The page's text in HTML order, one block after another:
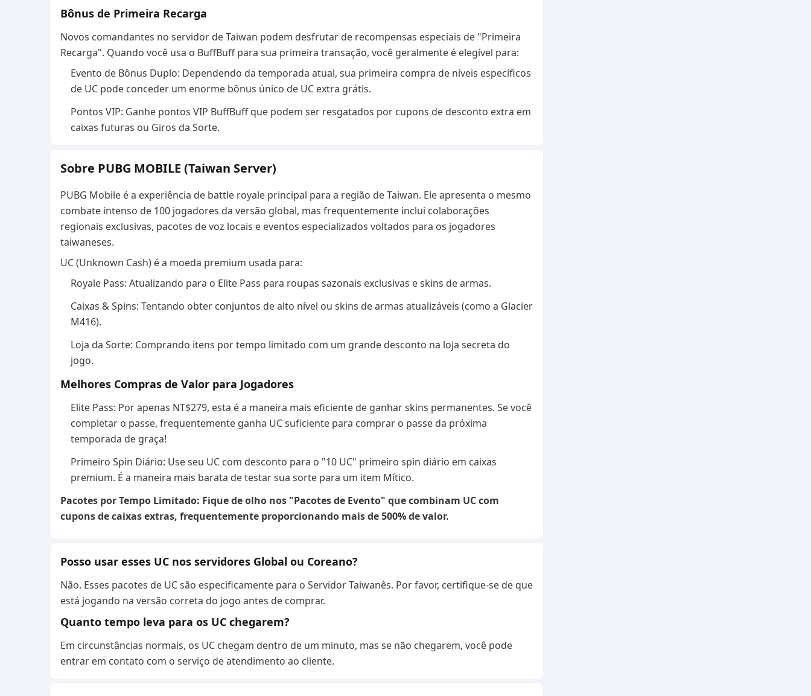
Bônus de Primeira Recarga
Novos comandantes no servidor de Taiwan podem desfrutar de recompensas especiais de "Primeira
Recarga". Quando você usa o BuffBuff para sua primeira transação, você geralmente é elegível para:
Evento de Bônus Duplo: Dependendo da temporada atual, sua primeira compra de níveis específicos
de UC pode conceder um enorme bônus único de UC extra grátis.
Pontos VIP: Ganhe pontos VIP BuffBuff que podem ser resgatados por cupons de desconto extra em
caixas futuras ou Giros da Sorte.
Sobre PUBG MOBILE (Taiwan Server)
PUBG Mobile é a experiência de battle royale principal para a região de Taiwan. Ele apresenta o mesmo
combate intenso de 100 jogadores da versão global, mas frequentemente inclui colaborações
regionais exclusivas, pacotes de voz locais e eventos especializados voltados para os jogadores
taiwaneses.
UC (Unknown Cash) é a moeda premium usada para:
Royale Pass: Atualizando para o Elite Pass para roupas sazonais exclusivas e skins de armas.
Caixas & Spins: Tentando obter conjuntos de alto nível ou skins de armas atualizáveis (como a Glacier
M416).
Loja da Sorte: Comprando itens por tempo limitado com um grande desconto na loja secreta do
jogo.
Melhores Compras de Valor para Jogadores
Elite Pass: Por apenas NT$279, esta é a maneira mais eficiente de ganhar skins permanentes. Se você
completar o passe, frequentemente ganha UC suficiente para comprar o passe da próxima
temporada de graça!
Primeiro Spin Diário: Use seu UC com desconto para o "10 UC" primeiro spin diário em caixas
premium. É a maneira mais barata de testar sua sorte para um item Mítico.
Pacotes por Tempo Limitado: Fique de olho nos "Pacotes de Evento" que combinam UC com
cupons de caixas extras, frequentemente proporcionando mais de 500% de valor.
Posso usar esses UC nos servidores Global ou Coreano?
Não. Esses pacotes de UC são especificamente para o Servidor Taiwanês. Por favor, certifique-se de que
está jogando na versão correta do jogo antes de comprar.
Quanto tempo leva para os UC chegarem?
Em circunstâncias normais, os UC chegam dentro de um minuto, mas se não chegarem, você pode
entrar em contato com o serviço de atendimento ao cliente.